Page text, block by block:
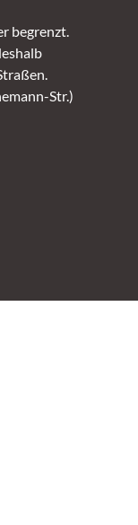
begrenzt.
Str.)